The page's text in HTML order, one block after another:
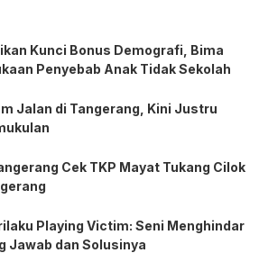
Kunci Bonus Demografi, Bima
Penyebab Anak Tidak Sekolah
Jalan di Tangerang, Kini Justru
Cek TKP Mayat Tukang Cilok
Playing Victim: Seni Menghindar
Jawab dan Solusinya